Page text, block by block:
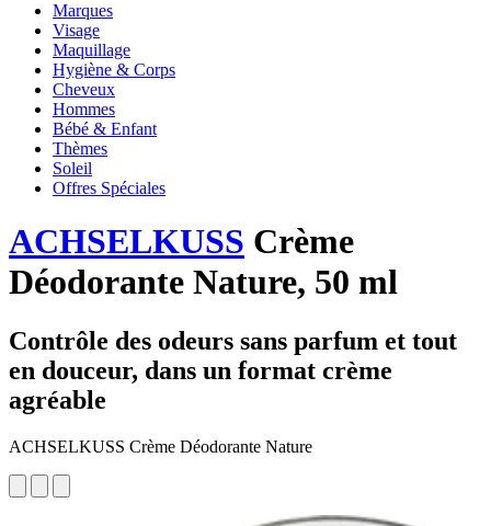
Marques
Visage
Maquillage
Hygiène & Corps
Cheveux
Hommes
Bébé & Enfant
Thèmes
Soleil
Offres Spéciales
ACHSELKUSS Crème
Déodorante Nature, 50 ml
Contrôle des odeurs sans parfum et tout
en douceur, dans un format crème
agréable
ACHSELKUSS Crème Déodorante Nature